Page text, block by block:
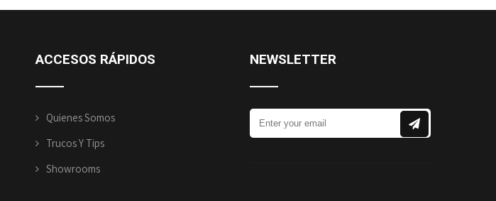
ACCESOS RÁPIDOS
Quienes Somos
Trucos Y Tips
Showrooms
NEWSLETTER